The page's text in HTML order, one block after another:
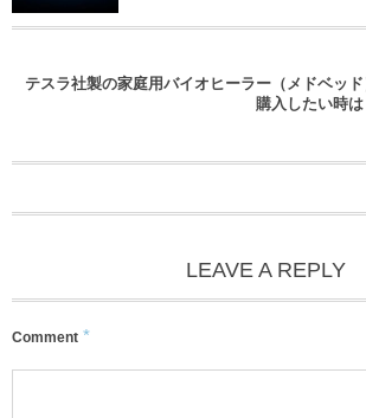
テスラ社製の家庭用バイオヒーラー（メドベッド
購入したい時は
LEAVE A REPLY
Comment *